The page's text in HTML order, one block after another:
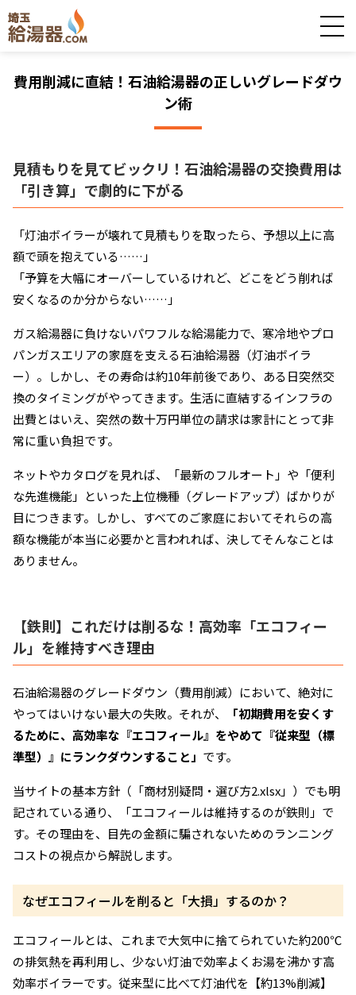
費用削減に直結！石油給湯器の正しいグレードダウ
ン術
見積もりを見てビックリ！石油給湯器の交換費用は
「引き算」で劇的に下がる
「灯油ボイラーが壊れて見積もりを取ったら、予想以上に高
額で頭を抱えている……」
「予算を大幅にオーバーしているけれど、どこをどう削れば
安くなるのか分からない……」
ガス給湯器に負けないパワフルな給湯能力で、寒冷地やプロ
パンガスエリアの家庭を支える石油給湯器（灯油ボイラ
ー）。しかし、その寿命は約10年前後であり、ある日突然交
換のタイミングがやってきます。生活に直結するインフラの
出費とはいえ、突然の数十万円単位の請求は家計にとって非
常に重い負担です。
ネットやカタログを見れば、「最新のフルオート」や「便利
な先進機能」といった上位機種（グレードアップ）ばかりが
目につきます。しかし、すべてのご家庭においてそれらの高
額な機能が本当に必要かと言われれば、決してそんなことは
ありません。
【鉄則】これだけは削るな！高効率「エコフィー
ル」を維持すべき理由
石油給湯器のグレードダウン（費用削減）において、絶対に
やってはいけない最大の失敗。それが、
「初期費用を安くす
るために、高効率な『エコフィール』をやめて『従来型（標
準型）』にランクダウンすること」 です。
当サイトの基本方針（「商材別疑問・選び方2.xlsx」）でも明
記されている通り、「エコフィールは維持するのが鉄則」で
す。その理由を、目先の金額に騙されないためのランニング
コストの視点から解説します。
なぜエコフィールを削ると「大損」するのか？
エコフィールとは、これまで大気中に捨てられていた約200℃
の排気熱を再利用し、少ない灯油で効率よくお湯を沸かす高
効率ボイラーです。従来型に比べて灯油代を【約13%削減】